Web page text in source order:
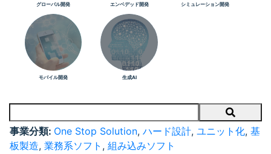
グローバル開発 エンベデッド開発 シミュレーション開発
モバイル開発 生成AI
Search
事業分類: One Stop Solution, ハード設計, ユニット化, 基
板製造, 業務系ソフト , 組み込みソフト